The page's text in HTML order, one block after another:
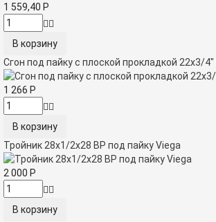
1 559,40 Р
Сгон под пайку с плоской прокладкой 22х3/
1 266 Р
Тройник 28х1/2х28 ВР под пайку Viega
2 000 Р